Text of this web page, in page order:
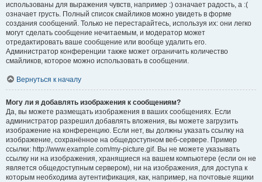
использованы для выражения чувств, например :) означает радость, а :(
означает грусть. Полный список смайликов можно увидеть в форме
создания сообщений. Только не перестарайтесь, используя их: они легко
могут сделать сообщение нечитаемым, и модератор может
отредактировать ваше сообщение или вообще удалить его.
Администратор конференции также может ограничить количество
смайликов, которое можно использовать в сообщении.
Вернуться к началу
Могу ли я добавлять изображения к сообщениям?
Да, вы можете размещать изображения в ваших сообщениях. Если
администратор разрешил добавлять вложения, вы можете загрузить
изображение на конференцию. Если нет, вы должны указать ссылку на
изображение, сохранённое на общедоступном веб-сервере. Пример
ссылки: http://www.example.com/my-picture.gif. Вы не можете указывать
ссылку ни на изображения, хранящиеся на вашем компьютере (если он не
является общедоступным сервером), ни на изображения, для доступа к
которым необходима аутентификация, как, например, на почтовые ящики